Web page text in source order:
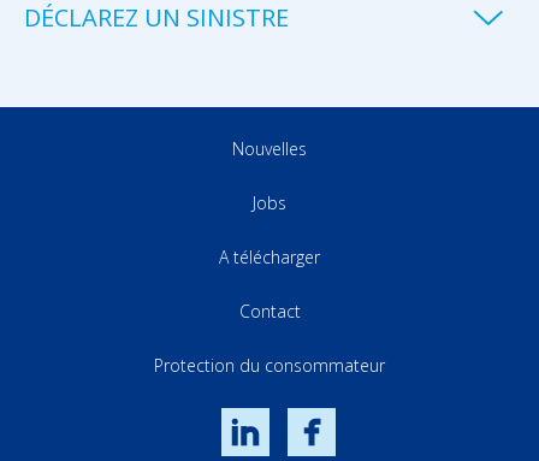
DÉCLAREZ UN SINISTRE
Nouvelles
Jobs
A télécharger
Contact
Protection du consommateur
LinkedIn